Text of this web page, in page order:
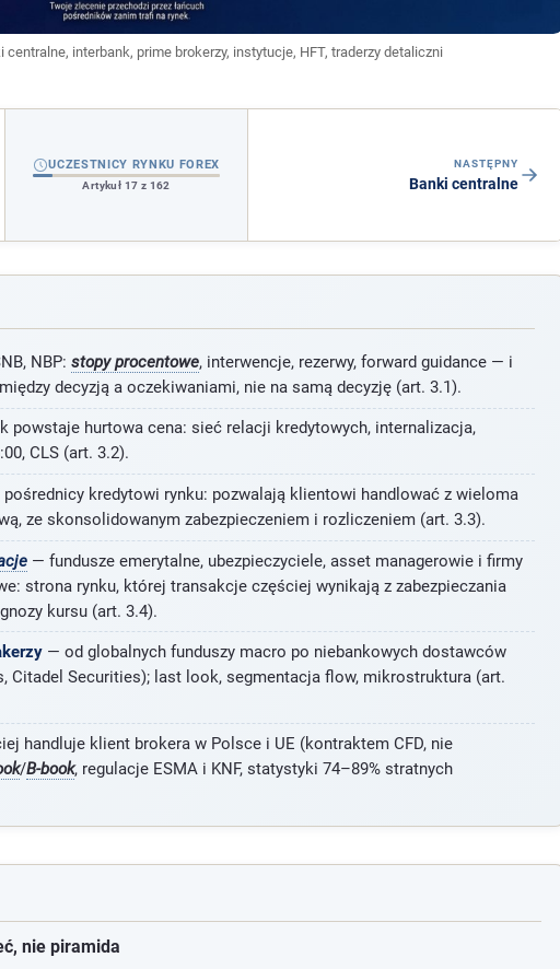
interbank, prime brokerzy, instytucje, HFT, traderzy detaliczni
UCZESTNICY RYNKU FOREX
Artykuł 17 z 162
NASTĘPNY
Banki centralne
NBP: stopy procentowe, interwencje, rezerwy, forward guidance — i
decyzją a oczekiwaniami, nie na samą decyzję (art. 3.1).
powstaje hurtowa cena: sieć relacji kredytowych, internalizacja,
CLS (art. 3.2).
kredytowi rynku: pozwalają klientowi handlować z wieloma
ze skonsolidowanym zabezpieczeniem i rozliczeniem (art. 3.3).
— fundusze emerytalne, ubezpieczyciele, asset managerowie i firmy
strona rynku, której transakcje częściej wynikają z zabezpieczania
kursu (art. 3.4).
— od globalnych funduszy macro po niebankowych dostawców
Citadel Securities); last look, segmentacja flow, mikrostruktura (art.
handluje klient brokera w Polsce i UE (kontraktem CFD, nie
/B-book, regulacje ESMA i KNF, statystyki 74–89% stratnych
nie piramida